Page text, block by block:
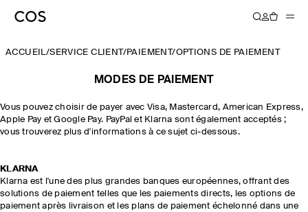
ACCUEIL/SERVICE CLIENT/PAIEMENT/OPTIONS DE PAIEMENT
MODES DE PAIEMENT
Vous pouvez choisir de payer avec Visa, Mastercard, American Express,
Apple Pay et Google Pay. PayPal et Klarna sont également acceptés ;
vous trouverez plus d'informations à ce sujet ci-dessous.
KLARNA
Klarna est l'une des plus grandes banques européennes, offrant des
solutions de paiement telles que les paiements directs, les options de
paiement après livraison et les plans de paiement échelonné dans une